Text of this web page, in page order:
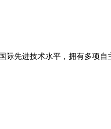
际先进技术水平，拥有多项